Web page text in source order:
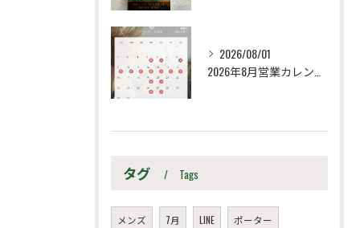
2026/08/01
タグ Tags
メンズ 7月 LINE ポーター